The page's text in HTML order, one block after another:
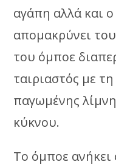
αγάπη αλλά και
απομακρύνει
του όμποε
ταιριαστός με
παγωμένης
κύκνου.
Το όμποε ανήκει